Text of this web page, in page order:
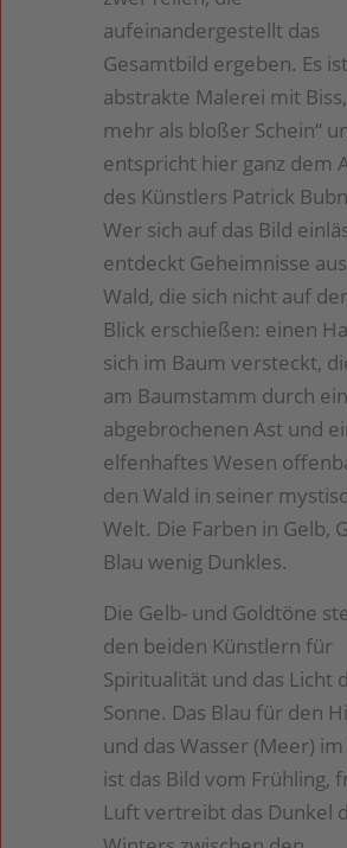
aufeinandergestellt das
Gesamtbild ergeben. Es ist
abstrakte Malerei mit
mehr als bloßer Schein“
entspricht hier ganz dem
des Künstlers Patrick
Wer sich auf das Bild
entdeckt Geheimnisse
Wald, die sich nicht auf
Blick erschießen: einen
sich im Baum versteckt,
am Baumstamm durch
abgebrochenen Ast und
elfenhaftes Wesen
den Wald in seiner
Welt. Die Farben in Gelb,
Blau wenig Dunkles.
Die Gelb- und Goldtöne
den beiden Künstlern für
Spiritualität und das Licht
Sonne. Das Blau für den
und das Wasser (Meer) im
ist das Bild vom Frühling,
Luft vertreibt das Dunkel